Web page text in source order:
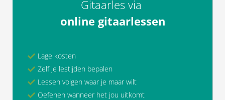
Gitaarles via
online gitaarlessen
Lage kosten
Zelf je lestijden bepalen
Lessen volgen waar je maar wilt
Oefenen wanneer het jou uitkomt